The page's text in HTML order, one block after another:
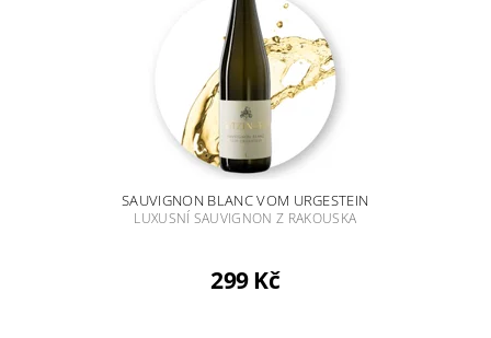
SAUVIGNON BLANC VOM URGESTEIN
LUXUSNÍ SAUVIGNON Z RAKOUSKA
299 Kč